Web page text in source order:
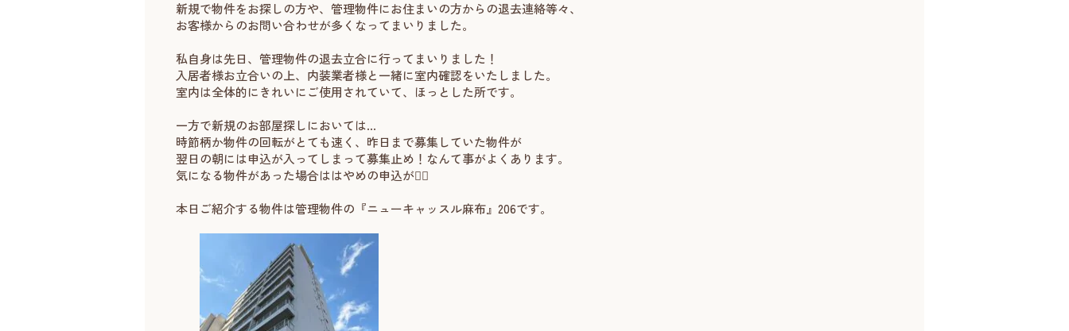
新規で物件をお探しの方や、管理物件にお住まいの方からの退去連絡等々、
お客様からのお問い合わせが多くなってまいりました。
私自身は先日、管理物件の退去立合に行ってまいりました！
入居者様お立合いの上、内装業者様と一緒に室内確認をいたしました。
室内は全体的にきれいにご使用されていて、ほっとした所です。
一方で新規のお部屋探しにおいては…
時節柄か物件の回転がとても速く、昨日まで募集していた物件が
翌日の朝には申込が入ってしまって募集止め！なんて事がよくあります。
気になる物件があった場合ははやめの申込が🙆‍♂️
本日ご紹介する物件は管理物件の『ニューキャッスル麻布』206です。